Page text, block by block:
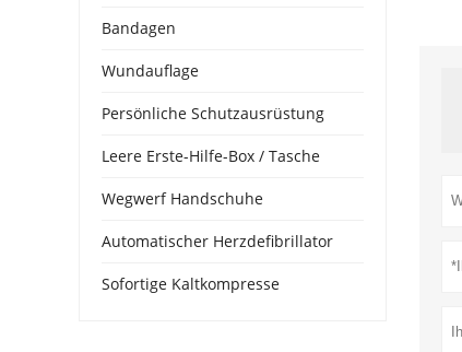
Bandagen
Wundauflage
Persönliche Schutzausrüstung
Leere Erste-Hilfe-Box / Tasche
Wegwerf Handschuhe
Automatischer Herzdefibrillator
Sofortige Kaltkompresse